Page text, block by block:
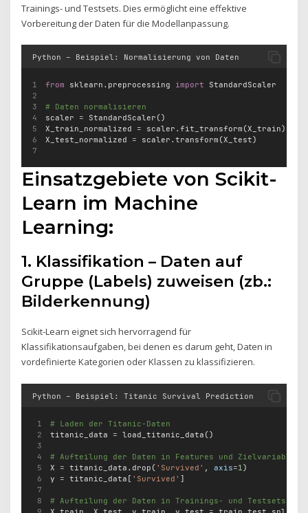
Trainings- und Testsets. Dies ermöglicht eine effektive
Vorbereitung der Daten für die Modellanpassung.
Python – Beispiel: Normalisierung von Daten
from sklearn.preprocessing import StandardScaler
# Daten normalisieren
scaler = StandardScaler()
X_train_normalized = scaler.fit_transform(X_train)
X_test_normalized = scaler.transform(X_test)
Einsatzgebiete von Scikit-
Learn im Machine
Learning:
1. Klassifikation – Daten auf
Gruppe (Labels) zuweisen (zb.:
Bilderkennung)
Scikit-Learn eignet sich hervorragend für
Klassifikationsaufgaben, bei denen es darum geht, Daten in
vordefinierte Kategorien oder Klassen zu klassifizieren.
Python – Beispiel: Titanic Survival Prediction
# Laden der Titanic-Daten
titanic_data = load_titanic_data()
# Aufteilung der Daten in Features und Zielvariable
X = titanic_data.drop( 'Survived' , axis=1 )
y = titanic_data[ 'Survived' ]
# Aufteilung der Daten in Trainings- und Testsets